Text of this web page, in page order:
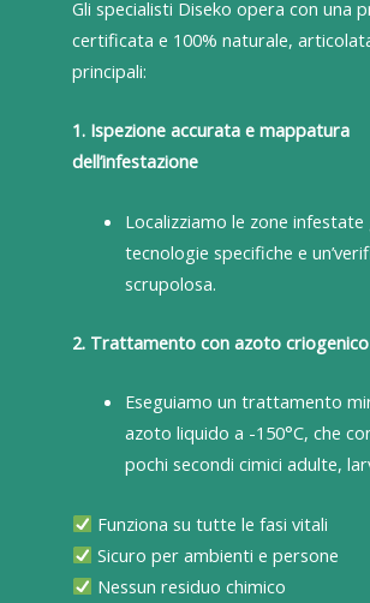
Gli specialisti Diseko opera con una
certificata e 100% naturale,
principali:
1. Ispezione accurata e mappatura
dell’infestazione
Localizziamo le zone infestate
tecnologie specifiche e
scrupolosa.
2. Trattamento con azoto criogenico
Eseguiamo un trattamento
azoto liquido a -150°C, che
pochi secondi cimici adulte,
Funziona su tutte le fasi vitali
Sicuro per ambienti e persone
Nessun residuo chimico